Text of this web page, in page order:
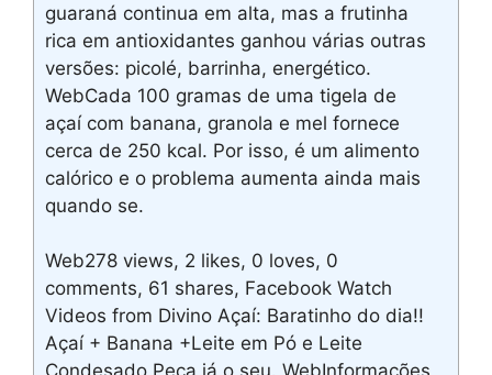
guaraná continua em alta, mas a frutinha
rica em antioxidantes ganhou várias outras
versões: picolé, barrinha, energético.
WebCada 100 gramas de uma tigela de
açaí com banana, granola e mel fornece
cerca de 250 kcal. Por isso, é um alimento
calórico e o problema aumenta ainda mais
quando se.
Web278 views, 2 likes, 0 loves, 0
comments, 61 shares, Facebook Watch
Videos from Divino Açaí: Baratinho do dia!!
Açaí + Banana +Leite em Pó e Leite